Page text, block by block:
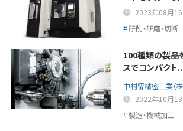
2023年08月16
研削・研磨・切断
100種類の製品
スでコンパクト
中村留精密工業（株
2022年10月13
製造・機械加工